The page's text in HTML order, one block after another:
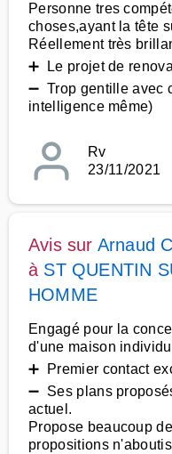
Personne tres
choses,ayant la tête
Réellement très
➕ Le projet de
➖ Trop gentille avec
intelligence même)
Rv
23/11/2021
Avis sur Arnaud
à ST QUENTIN
HOMME
Engagé pour la
d'une maison
➕ Premier contact
➖ Ses plans
actuel.
Propose beaucoup
propositions